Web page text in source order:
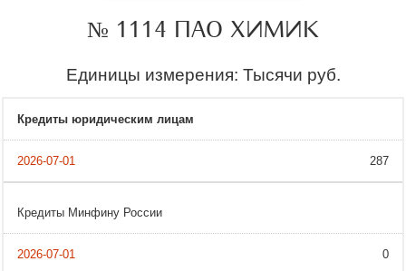
№ 1114 ПАО ХИМИК
Единицы измерения: Тысячи руб.
Кредиты юридическим лицам
287
Кредиты Минфину России
0